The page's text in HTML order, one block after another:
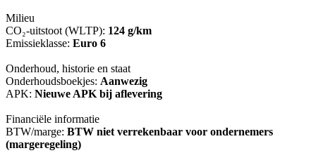
Milieu
CO₂-uitstoot (WLTP): 124 g/km
Emissieklasse: Euro 6
Onderhoud, historie en staat
Onderhoudsboekjes: Aanwezig
APK: Nieuwe APK bij aflevering
Financiële informatie
BTW/marge: BTW niet verrekenbaar voor ondernemers
(margeregeling)